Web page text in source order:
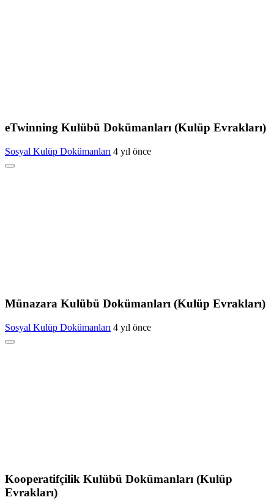
eTwinning Kulübü Dokümanları (Kulüp Evrakları)
Sosyal Kulüp Dokümanları 4 yıl önce
Münazara Kulübü Dokümanları (Kulüp Evrakları)
Sosyal Kulüp Dokümanları 4 yıl önce
Kooperatifçilik Kulübü Dokümanları (Kulüp
Evrakları)